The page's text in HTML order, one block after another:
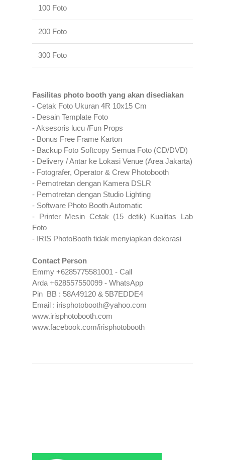
100 Foto
200 Foto
300 Foto
Fasilitas photo booth yang akan disediakan
- Cetak Foto Ukuran 4R 10x15 Cm
- Desain Template Foto
- Aksesoris lucu /Fun Props
- Bonus Free Frame Karton
- Backup Foto Softcopy Semua Foto (CD/DVD)
- Delivery / Antar ke Lokasi Venue (Area Jakarta)
- Fotografer, Operator & Crew Photobooth
- Pemotretan dengan Kamera DSLR
- Pemotretan dengan Studio Lighting
- Software Photo Booth Automatic
- Printer Mesin Cetak (15 detik) Kualitas Lab
Foto
- IRIS PhotoBooth tidak menyiapkan dekorasi
Contact Person
Emmy +6285775581001 - Call
Arda +628557550099 - WhatsApp
Pin BB : 58A49120 & 5B7EDDE4
Email : irisphotobooth@yahoo.com
www.irisphotobooth.com
www.facebook.com/irisphotobooth